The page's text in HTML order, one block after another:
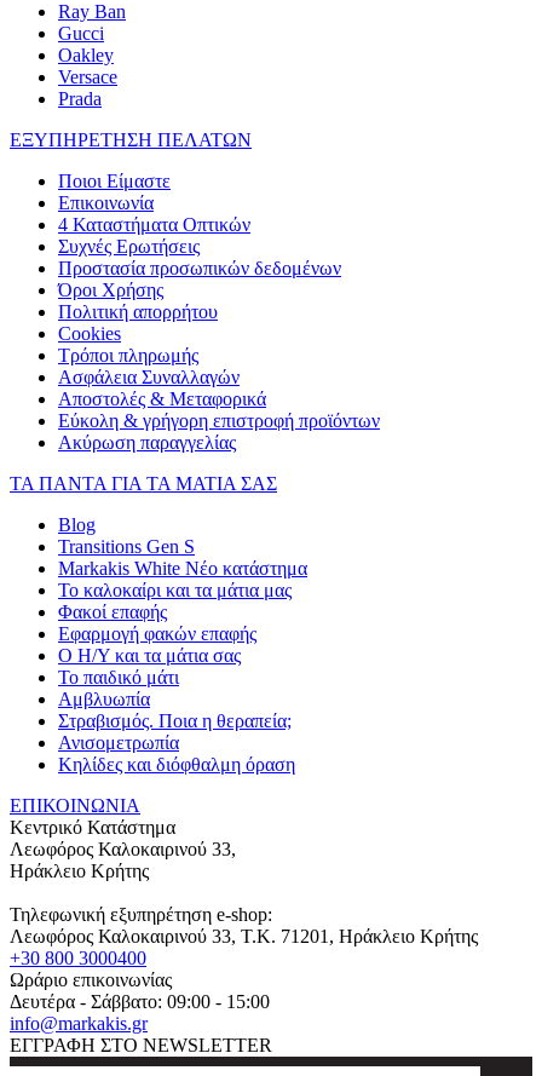
Ray Ban
Gucci
Oakley
Versace
Prada
ΕΞΥΠΗΡΕΤΗΣΗ ΠΕΛΑΤΩΝ
Ποιοι Είμαστε
Επικοινωνία
4 Καταστήματα Οπτικών
Συχνές Ερωτήσεις
Προστασία προσωπικών δεδομένων
Όροι Χρήσης
Πολιτική απορρήτου
Cookies
Τρόποι πληρωμής
Ασφάλεια Συναλλαγών
Αποστολές & Μεταφορικά
Εύκολη & γρήγορη επιστροφή προϊόντων
Ακύρωση παραγγελίας
ΤΑ ΠΑΝΤΑ ΓΙΑ ΤΑ ΜΑΤΙΑ ΣΑΣ
Blog
Transitions Gen S
Markakis White Νέο κατάστημα
Το καλοκαίρι και τα μάτια μας
Φακοί επαφής
Εφαρμογή φακών επαφής
Ο Η/Υ και τα μάτια σας
Το παιδικό μάτι
Αμβλυωπία
Στραβισμός. Ποια η θεραπεία;
Ανισομετρωπία
Κηλίδες και διόφθαλμη όραση
ΕΠΙΚΟΙΝΩΝΙΑ
Κεντρικό Κατάστημα
Λεωφόρος Καλοκαιρινού 33,
Ηράκλειο Κρήτης
Τηλεφωνική εξυπηρέτηση e-shop:
Λεωφόρος Καλοκαιρινού 33, T.K. 71201, Ηράκλειο Κρήτης
+30 800 3000400
Ωράριο επικοινωνίας
Δευτέρα - Σάββατο: 09:00 - 15:00
info@markakis.gr
ΕΓΓΡΑΦΗ ΣΤΟ NEWSLETTER